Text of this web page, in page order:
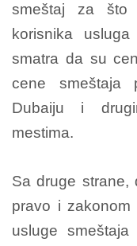
smeštaj za što
korisnika
smatra da su
cene smeštaja
Dubaiju i
mestima.
Sa druge strane,
pravo i
usluge